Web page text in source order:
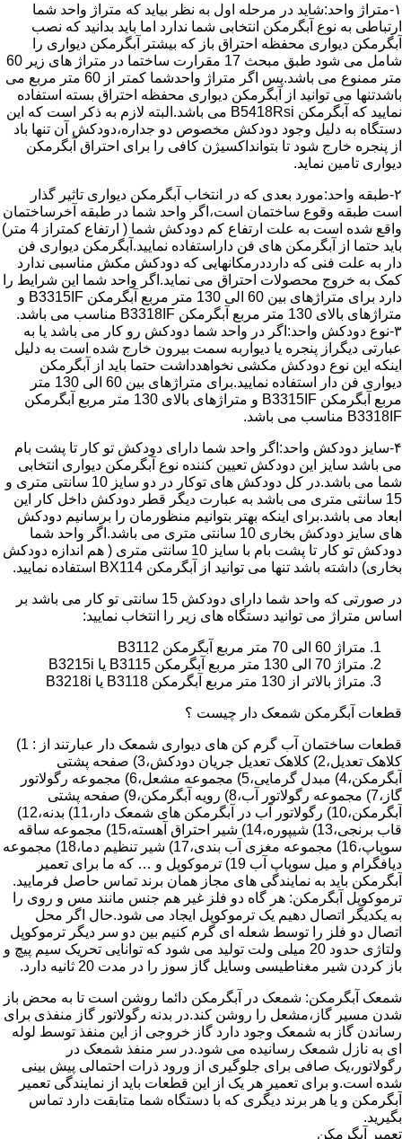
۱-متراژ واحد:شاید در مرحله اول به نظر بیاید که متراژ واحد شما
ارتباطی به نوع آبگرمکن انتخابی شما ندارد اما باید بدانید که نصب
آبگرمکن دیواری محفظه احتراق باز که بیشتر آبگرمکن دیواری را
شامل می شود طبق مبحث 17 مقرارت ساختما در متراژ های زیر 60
متر ممنوع می باشد.پس اگر متراژ واحدشما کمتر از 60 متر مربع می
باشدتنها می توانید از آبگرمکن دیواری محفظه احتراق بسته استفاده
نمایید که آبگرمکن B5418Rsi می باشد.البته لازم به ذکر است که این
دستگاه به دلیل وجود دودکش مخصوص دو جداره،دودکش آن تنها باد
از پنجره خارج شود تا بتوانداکسیژن کافی را برای احتراق آبگرمکن
دیواری تامین نماید.
۲-طبقه واحد:مورد بعدی که در انتخاب آبگرمکن دیواری تاثیر گذار
است طبقه وقوع ساختمان است،اگر واحد شما در طبقه آخرساختمان
واقع شده است به علت ارتفاع کم دودکش شما ( ارتفاع کمتراز 4 متر)
باید حتما از آبگرمکن های فن داراستفاده نمایید.آبگرمکن دیواری فن
دار به علت فنی که دارددرمکانهایی که دودکش مکش مناسبی ندارد
کمک به خروج محصولات احتراق می نماید.اگر واحد شما این شرایط را
دارد برای متراژهای بین 60 الی 130 متر مربع آبگرمکن B3315IF و
متراژهای بالای 130 متر مربع آبگرمکن B3318IF مناسب می باشد.
۳-نوع دودکش واحد:اگر در واحد شما دودکش رو کار می باشد یا به
عبارتی دیگراز پنجره یا دیواربه سمت بیرون خارج شده است به دلیل
اینکه این نوع دودکش مکشی نخواهدداشت حتما باید از آبگرمکن
دیواری فن دار استفاده نمایید.برای متراژهای بین 60 الی 130 متر
مربع آبگرمکن B3315IF و متراژهای بالای 130 متر مربع آبگرمکن
B3318IF مناسب می باشد.
۴-سایز دودکش واحد:اگر واحد شما دارای دودکش تو کار تا پشت بام
می باشد سایز این دودکش تعیین کننده نوع آبگرمکن دیواری انتخابی
شما می باشد.در کل دودکش های توکار در دو سایز 10 سانتی متری و
15 سانتی متری می باشد به عبارت دیگر قطر دودکش داخل کار این
ابعاد می باشد.برای اینکه بهتر بتوانیم منظورمان را برسانیم دودکش
های سایز دودکش بخاری 10 سانتی متری می باشد.اگر واحد شما
دودکش تو کار تا پشت بام با سایز 10 سانتی متری ( هم اندازه دودکش
بخاری) داشته باشد تنها می توانید از آبگرمکن BX114 استفاده نمایید.
در صورتی که واحد شما دارای دودکش 15 سانتی تو کار می باشد بر
اساس متراژ می توانید دستگاه های زیر را انتخاب نمایید:
متراژ 60 الی 70 متر مربع آبگرمکن B3112
متراژ 70 الی 130 متر مربع آبگرمکن B3115 یا B3215i
متراژ بالاتر از 130 متر مربع آبگرمکن B3118 یا B3218i
قطعات آبگرمکن شمعک دار چیست ؟
قطعات ساختمان آب گرم کن های دیواری شمعک دار عبارتند از : 1)
کلاهک تعدیل،2) کلاهک تعدیل جریان دودکش،3) صفحه پشتی
آبگرمکن،4) مبدل گرمایی،5) مجموعه مشعل،6) مجموعه رگولاتور
گاز،7) مجموعه رگولاتور آب،8) رویه آبگرمکن،9) صفحه پشتی
آبگرمکن،10) رگولاتور آب در آبگرمکن های شمعک دار،11) بدنه،12)
قاب برنجی،13) شیپوره،14) شیر احتراق آهسته،15) مجموعه ساقه
سوپاپ،16) مجموعه مغزی آب بندی،17) شیر تنظیم دما،18) مجموعه
دیافگرام و میل سوپاپ آب 19) ترموکوپل و … که ما برای تعمیر
آبگرمکن باید به نمایندگی های مجاز همان برند تماس حاصل فرمایید.
ترموکوپل آبگرمکن: هر گاه دو فلز غیر هم جنس مانند مس و روی را
به یکدیگر اتصال دهیم یک ترموکوپل ایجاد می شود.حال اگر محل
اتصال دو فلز را توسط شعله ای گرم کنیم بین دو سر دیگر ترموکوپل
ولتاژی حدود 20 میلی ولت تولید می شود که توانایی تحریک سیم پیچ و
باز کردن شیر مغناطیسی وسایل گاز سوز را در مدت 20 ثانیه دارد.
شمعک آبگرمکن: شمعک در آبگرمکن دائما روشن است تا به محض باز
شدن مسیر گاز،مشعل را روشن کند.در بدنه رگولاتور گاز منفذی برای
رساندن گاز به شمعک وجود دارد گاز خروجی از این منفذ توسط لوله
ای به نازل شمعک رسانیده می شود.در سر منفذ شمعک در
رگولاتور،یک صافی برای جلوگیری از ورود ذرات احتمالی پیش بینی
شده است.و برای تعمیر هر یک از این قطعات باید از نمایندگی تعمیر
آبگرمکن و یا هر برند دیگری که با دستگاه شما متابقت دارد تماس
بگیرید.
تعمیر آبگرمکن